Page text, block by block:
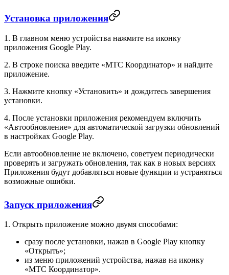
Установка приложения
1. В главном меню устройства нажмите на иконку
приложения Google Play.
2. В строке поиска введите «МТС Координатор» и найдите
приложение.
3. Нажмите кнопку «Установить» и дождитесь завершения
установки.
4. После установки приложения рекомендуем включить
«Автообновление» для автоматической загрузки обновлений
в настройках Google Play.
Если автообновление не включено, советуем периодически
проверять и загружать обновления, так как в новых версиях
Приложения будут добавляться новые функции и устраняться
возможные ошибки.
Запуск приложения
1. Открыть приложение можно двумя способами:
сразу после установки, нажав в Google Play кнопку
«Открыть»;
из меню приложений устройства, нажав на иконку
«МТС Координатор».